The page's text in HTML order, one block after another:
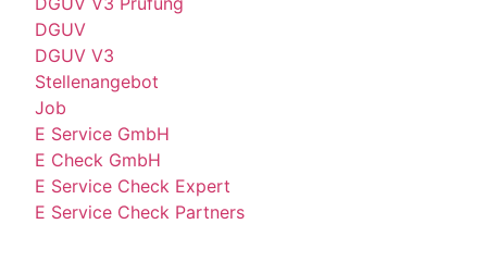
DGUV
DGUV V3
Stellenangebot
Job
E Service GmbH
E Check GmbH
E Service Check Expert
E Service Check Partners